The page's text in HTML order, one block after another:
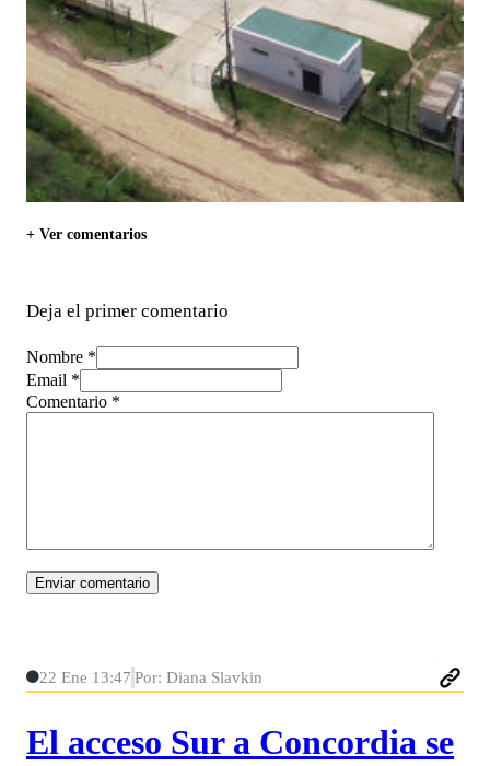
+ Ver comentarios
Deja el primer comentario
Nombre *
Email *
Comentario *
22 Ene 13:47 Por: Diana Slavkin
El acceso Sur a Concordia se